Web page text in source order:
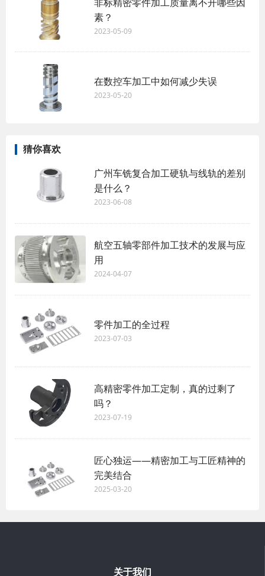
素？
2023-05-09
在数控车加工中如何减少失误
2023-05-20
猜你喜欢
广州车铣复合加工硬轨与线轨的差别
是什么？
2023-06-08
航空五轴零部件加工技术的发展与应
用
2024-04-07
零件加工的全过程
2023-07-03
高精密零件加工定制，真的过剩了
吗？
2023-07-19
匠心独运——精密加工与工匠精神的
完美结合
2025-03-20
关于我们